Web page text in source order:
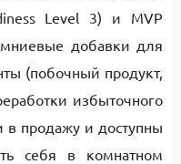
Level 3) и MVP
добавки для
(побочный продукт,
избыточного
в продажу и доступны
себя в комнатном